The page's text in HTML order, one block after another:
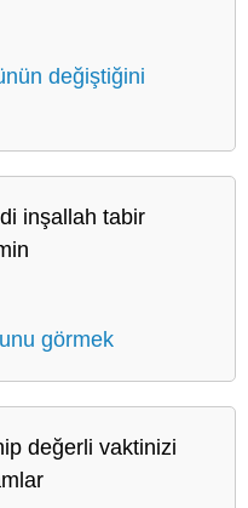
değiştiğini
inşallah tabir
görmek
değerli vaktinizi